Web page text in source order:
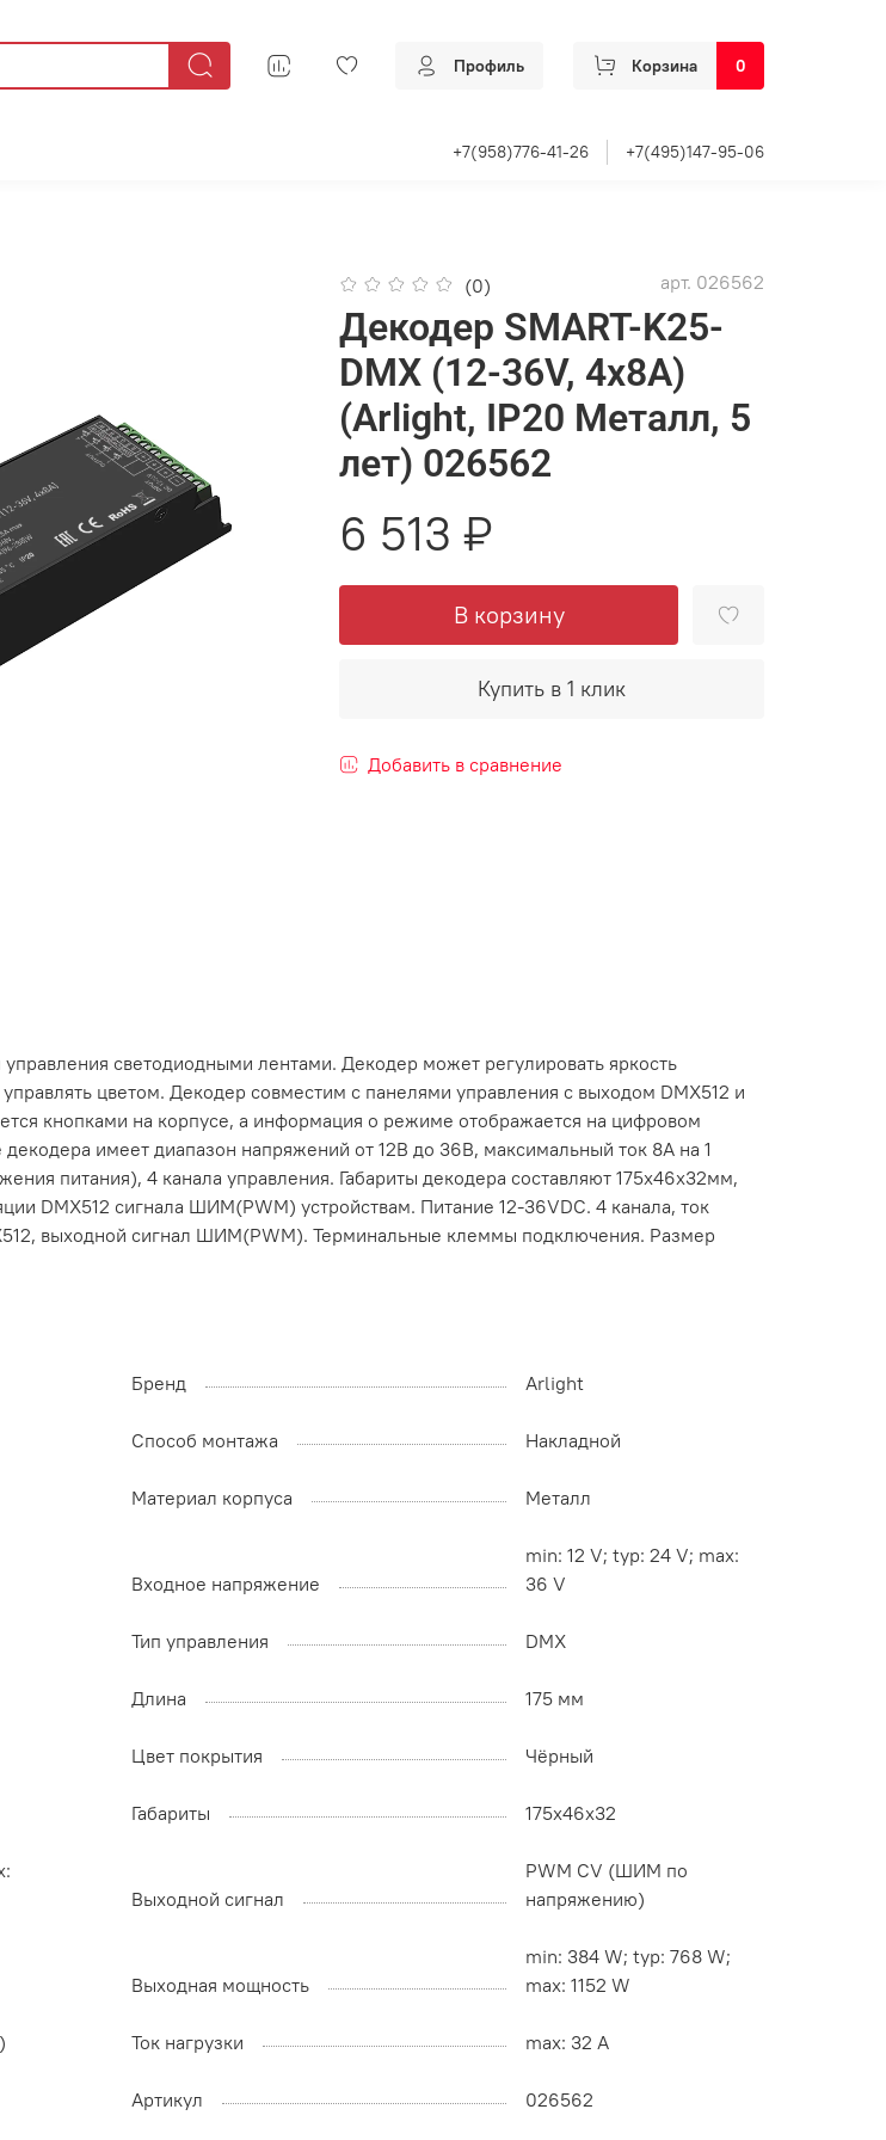
Профиль Корзина 0
+7(958)776-41-26 +7(495)147-95-06
(0) арт. 026562
Декодер SMART-K25-
DMX (12-36V, 4x8A)
(Arlight, IP20 Металл, 5
лет) 026562
6 513 ₽
В корзину
Купить в 1 клик
Добавить в сравнение
светодиодными лентами. Декодер может регулировать яркость
цветом. Декодер совместим с панелями управления с выходом DMX512 и
кнопками на корпусе, а информация о режиме отображается на цифровом
имеет диапазон напряжений от 12В до 36В, максимальный ток 8А на 1
питания), 4 канала управления. Габариты декодера составляют 175х46х32мм,
DMX512 сигнала ШИМ(PWM) устройствам. Питание 12-36VDC. 4 канала, ток
выходной сигнал ШИМ(PWM). Терминальные клеммы подключения. Размер
Бренд Arlight
Способ монтажа Накладной
Материал корпуса Металл
Входное напряжение
min: 12 V; typ: 24 V; max:
36 V
Тип управления DMX
Длина 175 мм
Цвет покрытия Чёрный
Габариты 175x46x32
Выходной сигнал
PWM СV (ШИМ по
напряжению)
Выходная мощность
min: 384 W; typ: 768 W;
max: 1152 W
Ток нагрузки max: 32 A
Артикул 026562